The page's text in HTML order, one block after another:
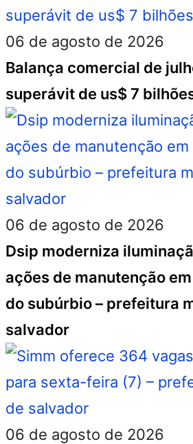
06 de agosto de 2026
Balança comercial de
superávit de us$ 7
06 de agosto de 2026
Dsip moderniza
ações de manutenção
do subúrbio – prefeitura
salvador
06 de agosto de 2026